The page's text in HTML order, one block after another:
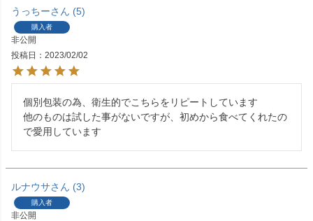
うっちー 5
購入者
非公開
投稿日
2023/02/02
個別包装の為、衛生的でこちらをリピートしています
他のものは試した事がないですが、初めから食べてくれたの
で愛用しています
ルナウサ 3
購入者
非公開